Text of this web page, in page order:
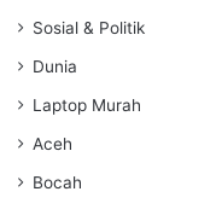
Sosial & Politik
Dunia
Laptop Murah
Aceh
Bocah